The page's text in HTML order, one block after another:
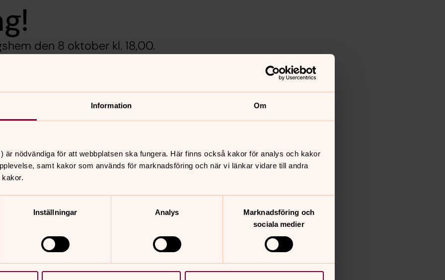
Information Om
är nödvändiga för att webbplatsen ska fungera. Här finns också kakor för analys och kakor
samt kakor som används för marknadsföring och när vi länkar vidare till andra
Inställningar Analys
Marknadsföring och
sociala medier
den 8 oktober kl. 18,00.
och äldre drabbar oss i vardagen.
hamna i situationer som kan